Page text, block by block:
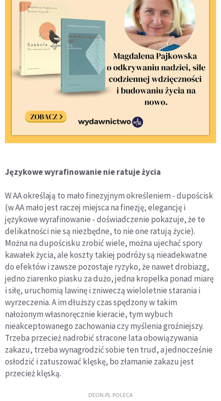
Językowe wyrafinowanie nie ratuje życia
W AA określają to mało finezyjnym określeniem - dupościsk
(w AA mało jest raczej miejsca na finezję, elegancję i
językowe wyrafinowanie - doświadczenie pokazuje, że te
delikatności nie są niezbędne, to nie one ratują życie).
Można na dupościsku zrobić wiele, można ujechać spory
kawałek życia, ale koszty takiej podróży są nieadekwatne
do efektów i zawsze pozostaje ryzyko, że nawet drobiazg,
jedno ziarenko piasku za dużo, jedna kropelka ponad miarę
i siłę, uruchomią lawinę i zniweczą wieloletnie starania i
wyrzeczenia. A im dłuższy czas spędzony w takim
nałożonym własnoręcznie kieracie, tym wybuch
nieakceptowanego zachowania czy myślenia groźniejszy.
Trzeba przecież nadrobić stracone lata obowiązywania
zakazu, trzeba wynagrodzić sobie ten trud, a jednocześnie
osłodzić i zatuszować klęskę, bo złamanie zakazu jest
przecież klęską.
DEON.PL POLECA